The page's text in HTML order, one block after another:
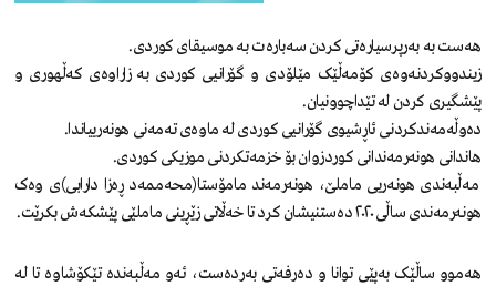
هەست بە بەرپرسیارەتی کردن سەبارەت بە موسیقای کوردی.
زیندووکردنەوەی کۆمەڵێک مێلۆدی و گۆرانیی کوردی بە زاراوەی کەڵهوری و
پێشگیری کردن لە تێداچوونیان.
دەوڵەمەندکردنی ئاڕشیوی گۆرانیی کوردی لە ماوەی تەمەنی هونەرییاندا.
هاندانی هونەرمەندانی کوردزوان بۆ خزمەتکردنی موزیکی کوردی.
مەڵبەندی هونەریی ماملێ، هونەرمەند مامۆستا(محەممەد ڕەزا دارابی)ی وەک
هونەرمەندی ساڵی ٢٠٢٠ دەستنیشان کرد تا خەڵاتی زێڕینی ماملێی پێشکەش بکرێت.
هەموو ساڵێک بەپێی توانا و دەرفەتی بەردەست، ئەو مەڵبەندە تێکۆشاوە تا لە